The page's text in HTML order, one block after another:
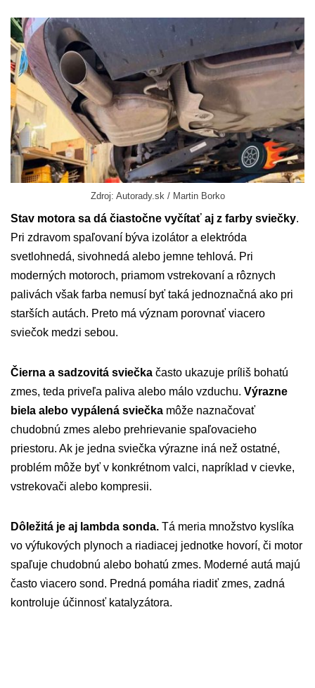
Zdroj: Autorady.sk / Martin Borko
Stav motora sa dá čiastočne vyčítať aj z farby sviečky.
Pri zdravom spaľovaní býva izolátor a elektróda
svetlohnedá, sivohnedá alebo jemne tehlová. Pri
moderných motoroch, priamom vstrekovaní a rôznych
palivách však farba nemusí byť taká jednoznačná ako pri
starších autách. Preto má význam porovnať viacero
sviečok medzi sebou.
Čierna a sadzovitá sviečka často ukazuje príliš bohatú
zmes, teda priveľa paliva alebo málo vzduchu. Výrazne
biela alebo vypálená sviečka môže naznačovať
chudobnú zmes alebo prehrievanie spaľovacieho
priestoru. Ak je jedna sviečka výrazne iná než ostatné,
problém môže byť v konkrétnom valci, napríklad v cievke,
vstrekovači alebo kompresii.
Dôležitá je aj lambda sonda. Tá meria množstvo kyslíka
vo výfukových plynoch a riadiacej jednotke hovorí, či motor
spaľuje chudobnú alebo bohatú zmes. Moderné autá majú
často viacero sond. Predná pomáha riadiť zmes, zadná
kontroluje účinnosť katalyzátora.